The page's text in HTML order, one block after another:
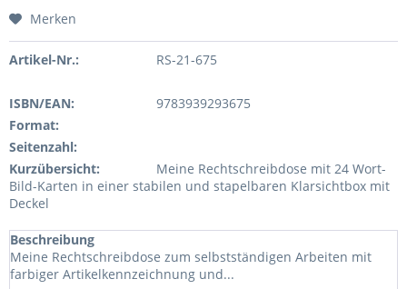
Merken
Artikel-Nr.: RS-21-675
ISBN/EAN:
9783939293675
Format:
Seitenzahl:
Kurzübersicht:
Meine Rechtschreibdose mit 24 Wort-
Bild-Karten in einer stabilen und stapelbaren Klarsichtbox mit
Deckel
Beschreibung
Meine Rechtschreibdose zum selbstständigen Arbeiten mit
farbiger Artikelkennzeichnung und...